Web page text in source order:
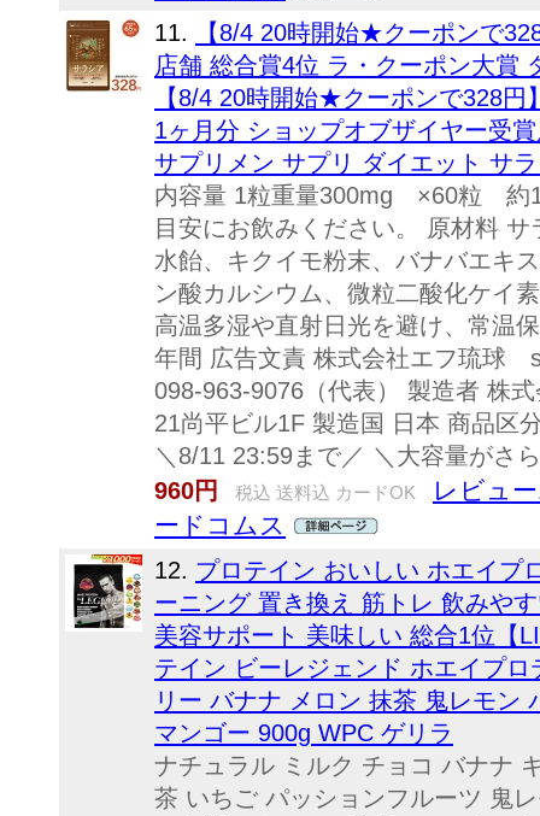
11.
【8/4 20時開始★クーポンで
店舗 総合賞4位 ラ・クーポン大賞
【8/4 20時開始★クーポンで328
1ヶ月分 ショップオブザイヤー受
サプリメン サプリ ダイエット サ
内容量 1粒重量300mg ×60粒 約
目安にお飲みください。 原材料
水飴、キクイモ粉末、バナバエキ
ン酸カルシウム、微粒二酸化ケイ
高温多湿や直射日光を避け、常温
年間 広告文責 株式会社エフ琉球
098-963-9076（代表） 製造者 株
21尚平ビル1F 製造国 日本 商品区
＼8/11 23:59まで／ ＼大容量がさ
960円
税込 送料込 カードOK
レビュ
ードコムス
12. プロテイン おいしい ホエイプ
ーニング 置き換え 筋トレ 飲みや
美容サポート 美味しい 総合1位【
テイン ビーレジェンド ホエイプ
リー バナナ メロン 抹茶 鬼レモン
マンゴー 900g WPC ゲリラ
ナチュラル ミルク チョコ バナナ
茶 いちご パッションフルーツ 鬼